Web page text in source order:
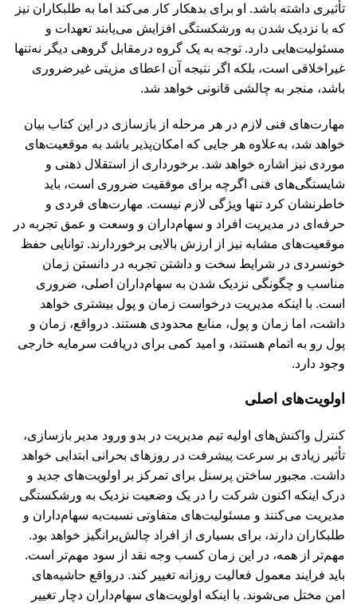
تأثیر‌ی داشته باشد. او برای بدهکار کار می‌کند اما به طلبکاران نیز
که با نزدیک شدن به ورشکستگی افزایش می‌یابند تعهدات و
مسئولیت‌هایی دارد. توجه به یک گروه درمقابل گروهی دیگر نه‌تنها
غیراخلاقی است، بلکه اگر نتیجه آن اعطای مزیتی غیرضروری
باشد، منجر به چالشی قانونی خواهد شد.
مهارت‌های فنی لازم در هر مرحله از بازسازی در این کتاب بیان
خواهد شد، به‌علاوه هر جایی که امکان‌پذیر باشد به موقعیت‌های
موردی نیز اشاره خواهد شد. برخورداری از استقلال ذهنی و
شایستگی‌های فنی اگرچه برای موفقیت ضروری است، باید
خاطرنشان کرد تنها ویژگی‌ لازم نیست. مهارت‌های فردی و
حرفه‌ای در مدیریت افراد و سهام‌داران و وسعت و عمق تجربه در
موقعیت‌های مشابه نیز از ارزش بالایی برخوردار‌ند. توانایی حفظ
خونسردی در شرایط سخت و داشتن تجربه در دانستن زمان
مناسب و چگونگی نزدیک شدن به سهام‌داران اصلی، ضروری
است. با اینکه مدیریت درخواست زمان و پول بیشتری خواهد
داشت، اما زمان و پول، منابع محدودی هستند. درواقع، زمان و
پول رو به اتمام هستند، و امید کمی برای دریافت سرمایه خارجی
وجود دارد.
اولویت‌های اصلی
کنترل واکنش‌های اولیه تیم مدیریت در بدو ورود مدیر بازسازی،
تأثیر زیادی بر سرعت پیشرفت در روز‌های بحرانی ابتدایی خواهد
داشت. مجبور ساختن پرسنل برای تمرکز بر اولویت‌های جدید و
درک اینکه اکنون شرکت را در یک وضعیت نزدیک به ورشکستگی
مدیریت می‌کنند و مسئولیت‌های متفاوتی نسبت‌به سهام‌داران و
طلبکاران دارند، برای بسیاری از افراد چالش‌برانگیز خواهد بود.
مهم‌تر از همه، در این زمان کسب وجه نقد از سود مهم‌تر است.
باید فرایند معمول فعالیت روزانه تغییر کند. درواقع حاشیه‌های
امن مختل می‌شوند. با اینکه اولویت‌های سهام‌داران دچار تغییر